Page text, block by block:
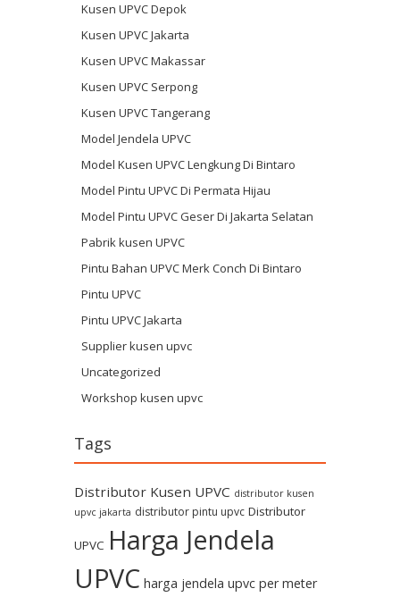
Kusen UPVC Depok
Kusen UPVC Jakarta
Kusen UPVC Makassar
Kusen UPVC Serpong
Kusen UPVC Tangerang
Model Jendela UPVC
Model Kusen UPVC Lengkung Di Bintaro
Model Pintu UPVC Di Permata Hijau
Model Pintu UPVC Geser Di Jakarta Selatan
Pabrik kusen UPVC
Pintu Bahan UPVC Merk Conch Di Bintaro
Pintu UPVC
Pintu UPVC Jakarta
Supplier kusen upvc
Uncategorized
Workshop kusen upvc
Tags
Distributor Kusen UPVC distributor kusen
upvc jakarta distributor pintu upvc Distributor
UPVC Harga Jendela
UPVC harga jendela upvc per meter